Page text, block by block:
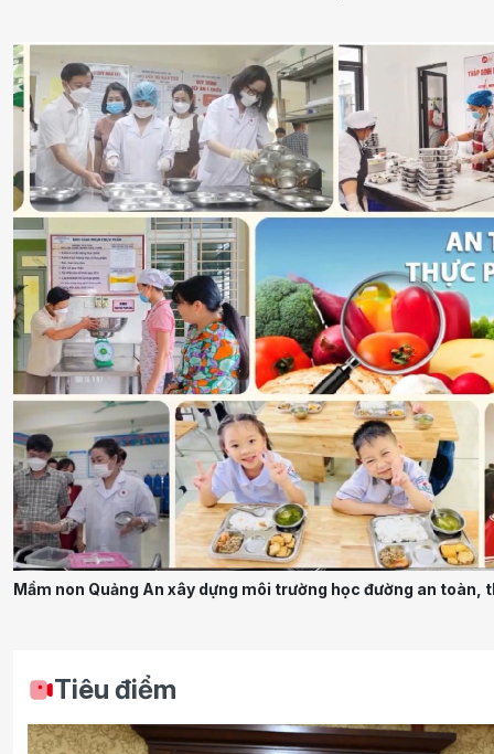
Mầm non Quảng An xây dựng môi trường học đường an toàn,
Tiêu điểm